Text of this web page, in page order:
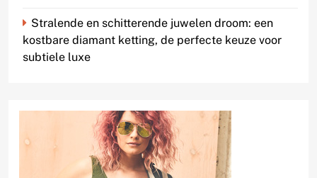
Stralende en schitterende juwelen droom: een
kostbare diamant ketting, de perfecte keuze voor
subtiele luxe